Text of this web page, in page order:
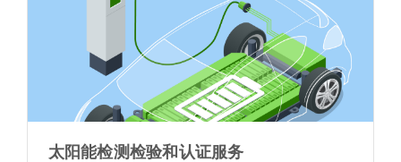
太阳能检测检验和认证服务